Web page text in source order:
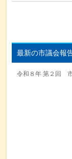
最新の市議会報
令和８年 第２回